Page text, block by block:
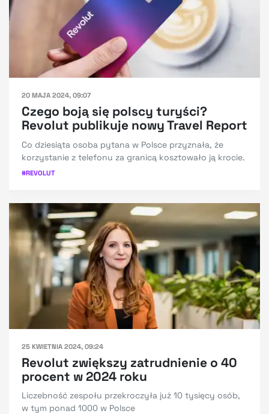
20 MAJA 2024, 09:07
Czego boją się polscy turyści?
Revolut publikuje nowy Travel Report
Co dziesiąta osoba pytana w Polsce przyznała, że
korzystanie z telefonu za granicą kosztowało ją krocie.
#REVOLUT
25 KWIETNIA 2024, 09:24
Revolut zwiększy zatrudnienie o 40
procent w 2024 roku
Liczebność zespołu przekroczyła już 10 tysięcy osób,
w tym ponad 1000 w Polsce